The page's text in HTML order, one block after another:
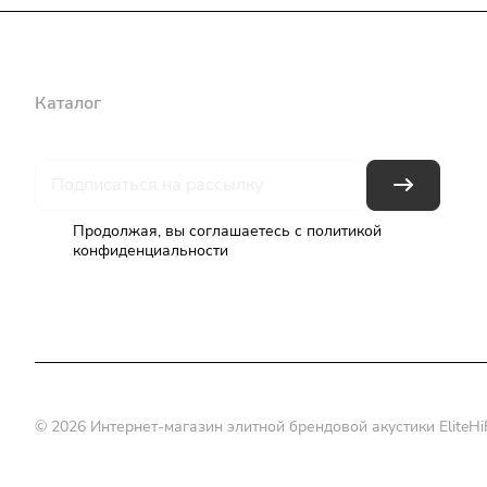
Каталог
Продолжая, вы соглашаетесь с политикой
конфиденциальности
© 2026 Интернет-магазин элитной брендовой акустики